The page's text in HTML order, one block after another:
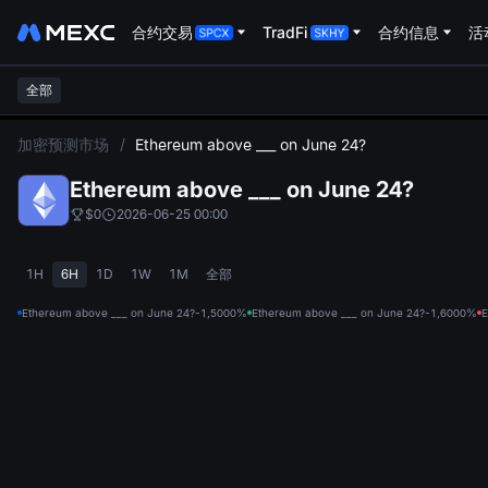
合约交易 TradFi 合约信息 活
全部
加密预测市场 / Ethereum above ___ on June 24?
Ethereum above ___ on June 24?
$0 2026-06-25 00:00
1H 6H 1D 1W 1M 全部
Ethereum above ___ on June 24?-1,5000% Ethereum above ___ on June 24?-1,6000%